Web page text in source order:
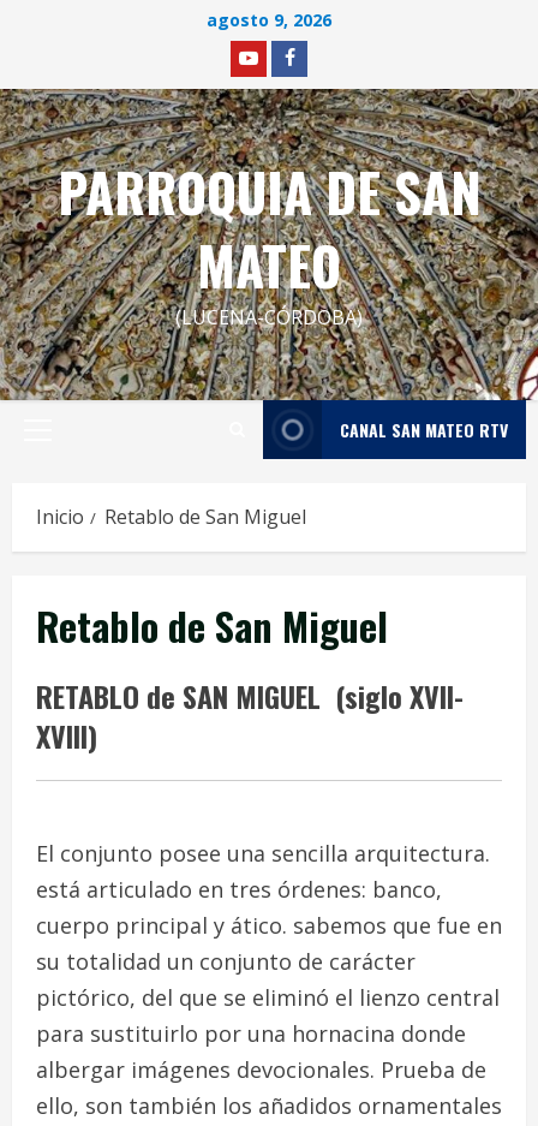
agosto 9, 2026
YOUTUBE
facebook
PARROQUIA DE SAN
MATEO
(LUCENA-CÓRDOBA)
CANAL SAN MATEO RTV
Inicio Retablo de San Miguel
Retablo de San Miguel
RETABLO de SAN MIGUEL (siglo XVII-
XVIII)
El conjunto posee una sencilla arquitectura.
está articulado en tres órdenes: banco,
cuerpo principal y ático. sabemos que fue en
su totalidad un conjunto de carácter
pictórico, del que se eliminó el lienzo central
para sustituirlo por una hornacina donde
albergar imágenes devocionales. Prueba de
ello, son también los añadidos ornamentales